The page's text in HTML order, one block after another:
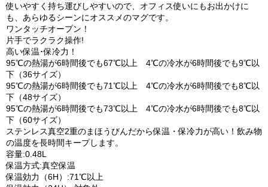
使いやすく持ち運びしやすいので、オフィス使いにもお出かけに
も、あらゆるシーンにオススメのマグです。
ワンタッチオープン！
片手でラクラク操作!
高い保温･保冷力！
95℃の熱湯が6時間後でも67℃以上 4℃の冷水が6時間後でも9℃以
下（36サイズ）
95℃の熱湯が6時間後でも71℃以上 4℃の冷水が6時間後でも8℃以
下（48サイズ）
95℃の熱湯が6時間後でも73℃以上 4℃の冷水が6時間後でも8℃以
下（60サイズ）
ステンレス真空2重のまほうびんだから保温・保冷力が高い！飲み物
の温度を長時間キープします。
容量:0.48L
保温方式:真空保温
保温効力（6H）:71℃以上